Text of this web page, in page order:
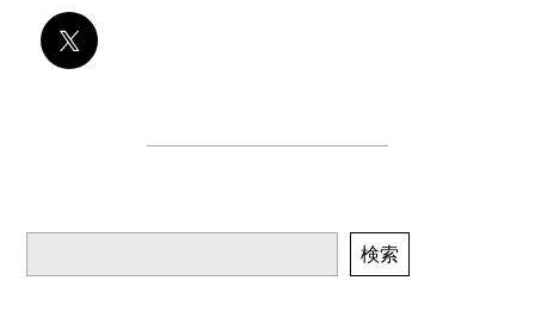
検索
検索